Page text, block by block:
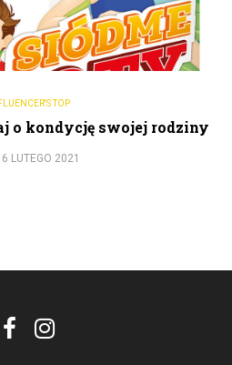
TOP
o kondycję swojej rodziny
LUTEGO 2021